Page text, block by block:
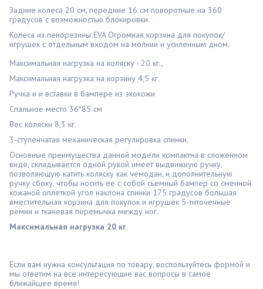
Задние колеса 20 см, передние 16 см поворотные на 360
градусов с возможностью блокировки.
Колеса из пенорезины EVA Огромная корзина для покупок/
игрушек с отдельным входом на молнии и усиленным дном.
Максимальная нагрузка на коляску - 20 кг.,
Максимальная нагрузка на корзину 4,5 кг.
Ручка и и вставки в бампере из экокожи
Спальное место 36*85 см
Вес коляски 8,3 кг.
3-ступенчатая механическая регулировка спинки.
Основные преимущества данной модели компактна в сложенном
виде, складывается одной рукой имеет выдвижную ручку,
позволяющую катить коляску как чемодан, и дополнительную
ручку сбоку, чтобы носить ее с собой сьемный бампер со сменной
кожаной оплеткой угол наклона спинки 175 градусов большая
вместительная корзина для покупок и игрушек 5-титочечные
ремни и тканевая перемычка между ног.
Максимальная нагрузка 20 кг.
Если вам нужна консультация по товару, воспользуйтесь формой и
мы ответим на все интересующие вас вопросы в самое
ближайшее время!